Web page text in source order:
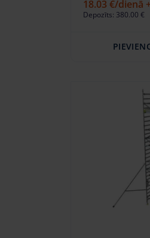
18.03 €/dienā
Depozīts: 380.00 €